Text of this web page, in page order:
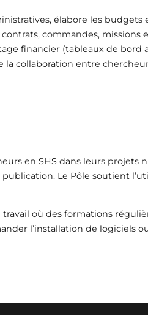
élabore les
commandes,
financier (tableaux de
la collaboration entre
en SHS dans leurs
Le Pôle soutient
où des formations
l’installation de logiciels